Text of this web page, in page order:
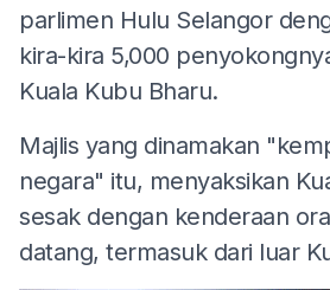
parlimen Hulu Selangor
kira-kira 5,000
Kuala Kubu Bharu.
Majlis yang dinamakan
negara" itu, menyaksikan
sesak dengan kenderaan
datang, termasuk dari luar